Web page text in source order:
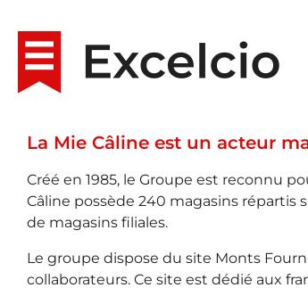
La Mie Câline est un acteur
Créé en 1985, le Groupe est reconnu
Câline possède 240 magasins répartis
de magasins filiales.
Le groupe dispose du site Monts
collaborateurs. Ce site est dédié aux